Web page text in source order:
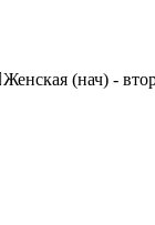
(нач) -